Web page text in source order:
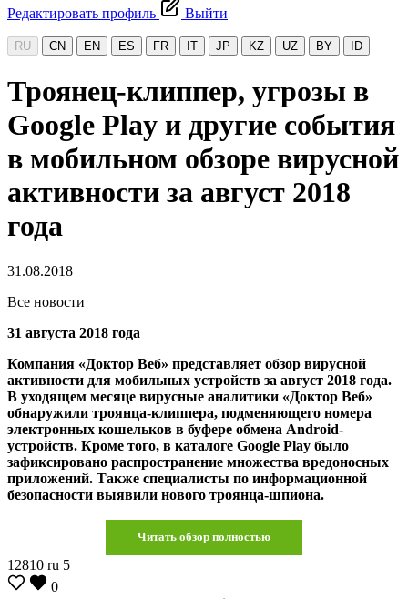
Редактировать профиль
Выйти
RU CN EN ES FR IT JP KZ UZ BY ID
Троянец-клиппер, угрозы в
Google Play и другие события
в мобильном обзоре вирусной
активности за август 2018
года
31.08.2018
Все новости
31 августа 2018 года
Компания «Доктор Веб» представляет обзор вирусной
активности для мобильных устройств за август 2018 года.
В уходящем месяце вирусные аналитики «Доктор Веб»
обнаружили троянца-клиппера, подменяющего номера
электронных кошельков в буфере обмена Android-
устройств. Кроме того, в каталоге Google Play было
зафиксировано распространение множества вредоносных
приложений. Также специалисты по информационной
безопасности выявили нового троянца-шпиона.
Читать обзор полностью
12810 ru 5
0